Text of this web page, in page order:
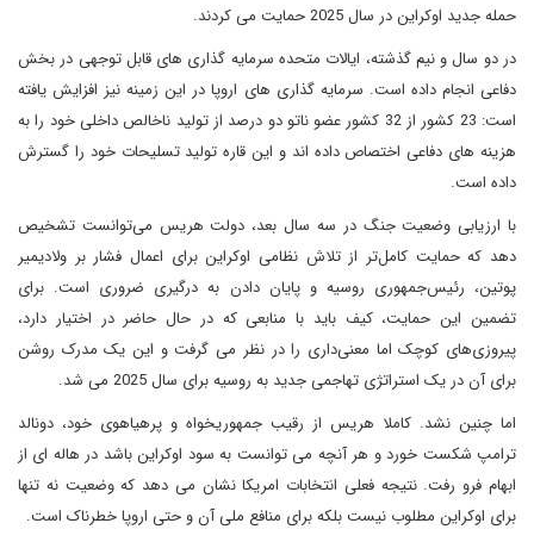
حمله جدید اوکراین در سال 2025 حمایت می کردند.
در دو سال و نیم گذشته، ایالات متحده سرمایه گذاری های قابل توجهی در بخش
دفاعی انجام داده است. سرمایه گذاری های اروپا در این زمینه نیز افزایش یافته
است: 23 کشور از 32 کشور عضو ناتو دو درصد از تولید ناخالص داخلی خود را به
هزینه های دفاعی اختصاص داده اند و این قاره تولید تسلیحات خود را گسترش
داده است.
با ارزیابی وضعیت جنگ در سه سال بعد، دولت هریس می‌توانست تشخیص
دهد که حمایت کامل‌تر از تلاش نظامی اوکراین برای اعمال فشار بر ولادیمیر
پوتین، رئیس‌جمهوری روسیه و پایان دادن به درگیری ضروری است. برای
تضمین این حمایت، کیف باید با منابعی که در حال حاضر در اختیار دارد،
پیروزی‌های کوچک اما معنی‌داری را در نظر می گرفت و این یک مدرک روشن
برای آن در یک استراتژی تهاجمی جدید به روسیه برای سال 2025 می شد.
اما چنین نشد. کاملا هریس از رقیب جمهوریخواه و پرهیاهوی خود، دونالد
ترامپ شکست خورد و هر آنچه می توانست به سود اوکراین باشد در هاله ای از
ابهام فرو رفت. نتیجه فعلی انتخابات امریکا نشان می دهد که وضعیت نه تنها
برای اوکراین مطلوب نیست بلکه برای منافع ملی آن و حتی اروپا خطرناک است.